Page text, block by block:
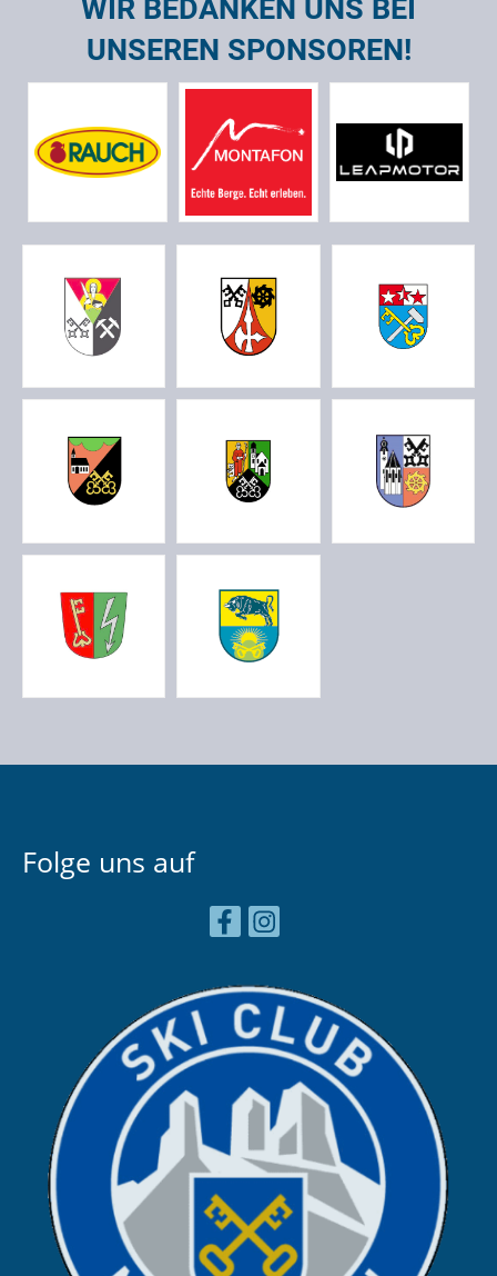
WIR BEDANKEN UNS BEI
UNSEREN SPONSOREN!
Folge uns auf